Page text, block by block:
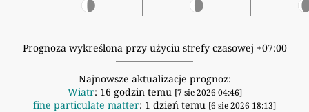
Prognoza wykreślona przy użyciu strefy czasowej +07:00
Najnowsze aktualizacje prognoz:
Wiatr: 16 godzin temu [7 sie 2026 04:46]
fine particulate matter: 1 dzień temu [6 sie 2026 18:13]